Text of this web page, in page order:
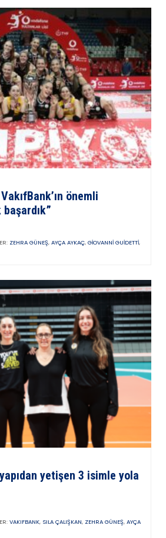
önemli
ZEHRA GÜNEŞ, AYÇA AYKAÇ, GIOVANNI GUIDETTI,
yetişen 3 isimle yola
VAKIFBANK, SILA ÇALIŞKAN, ZEHRA GÜNEŞ, AYÇA